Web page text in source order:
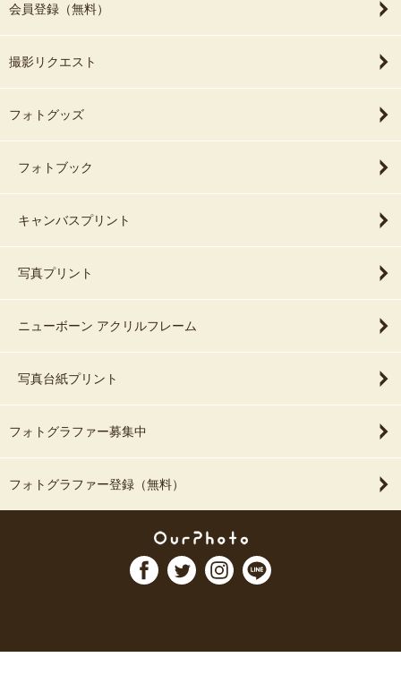
会員登録（無料）
撮影リクエスト
フォトグッズ
フォトブック
キャンバスプリント
写真プリント
ニューボーン アクリルフレーム
写真台紙プリント
フォトグラファー募集中
フォトグラファー登録（無料）